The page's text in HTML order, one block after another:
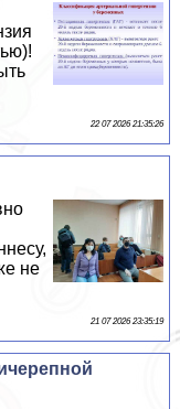
22 07 2026 21:35:26
не
21 07 2026 23:35:19